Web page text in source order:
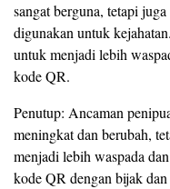
sangat berguna, tetapi
digunakan untuk
untuk menjadi lebih
kode QR.
Penutup: Ancaman
meningkat dan berubah,
menjadi lebih waspada
kode QR dengan bijak